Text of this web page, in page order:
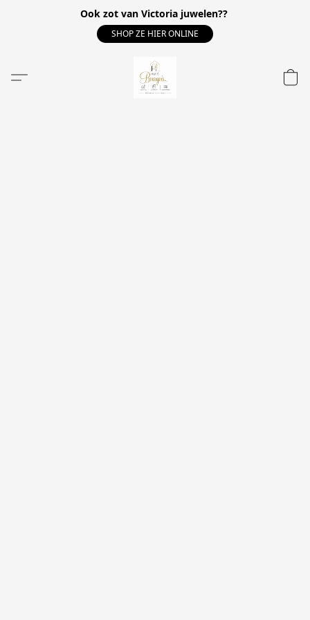
Ook zot van Victoria juwelen??
SHOP ZE HIER ONLINE